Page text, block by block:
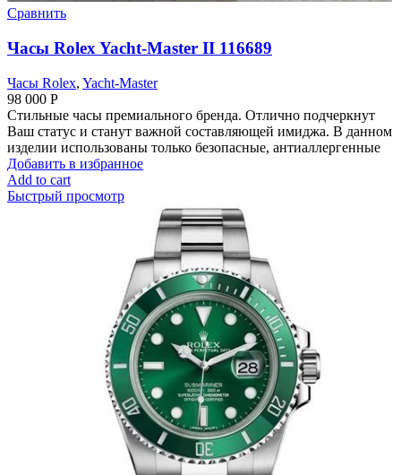
Сравнить
Часы Rolex Yacht-Master II 116689
Часы Rolex, Yacht-Master
98 000 Р
Стильные часы премиального бренда. Отлично подчеркнут
Ваш статус и станут важной составляющей имиджа. В данном
изделии использованы только безопасные, антиаллергенные
Добавить в избранное
Add to cart
Быстрый просмотр